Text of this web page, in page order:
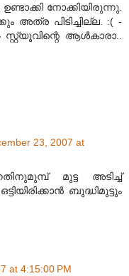
നോക്കിയിരുന്നു.
അത്ര പിടിച്ചില്ല. :( -
ആള്‍കാരാ..
23, 2007 at
മുട്ട അടിച്ച്
ബുദ്ധിമുട്ടും
at 4:15:00 PM